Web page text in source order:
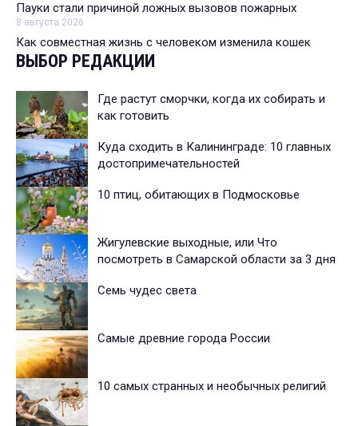
Пауки стали причиной ложных вызовов пожарных
8 августа 2026
Как совместная жизнь с человеком изменила кошек
ВЫБОР РЕДАКЦИИ
Где растут сморчки, когда их собирать и
как готовить
Куда сходить в Калининграде: 10 главных
достопримечательностей
10 птиц, обитающих в Подмосковье
Жигулевские выходные, или Что
посмотреть в Самарской области за 3 дня
Семь чудес света
Самые древние города России
10 самых странных и необычных религий